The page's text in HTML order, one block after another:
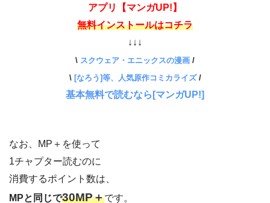
アプリ【マンガUP!】
無料インストールはコチラ
↓↓↓
\ スクウェア・エニックスの漫画 /
\ [なろう]等、人気原作コミカライズ/
基本無料で読むなら[マンガUP!]
なお、MP＋を使って
1チャプター読むのに
消費するポイント数は、
MPと同じで30MP＋です。